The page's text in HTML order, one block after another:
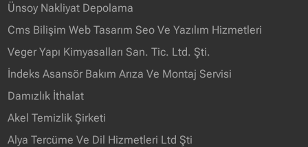
Ünsoy Nakliyat Depolama
Cms Bilişim Web Tasarım Seo Ve Yazılım Hizmetleri
Veger Yapı Kimyasalları San. Tic. Ltd. Şti.
İndeks Asansör Bakım Arıza Ve Montaj Servisi
Damızlık İthalat
Akel Temizlik Şirketi
Alya Tercüme Ve Dil Hizmetleri Ltd Şti